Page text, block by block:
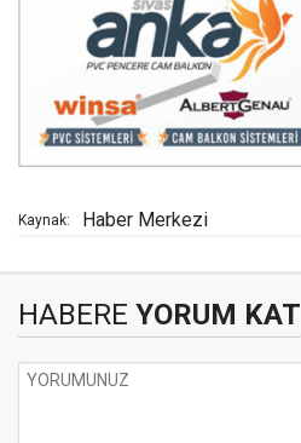
Kaynak: Haber Merkezi
HABERE YORUM KAT